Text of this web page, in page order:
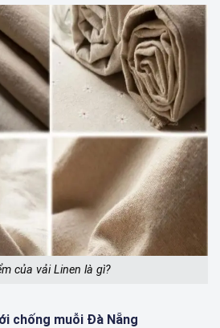
của vải Linen là gì?
chống muỗi Đà Nẵng